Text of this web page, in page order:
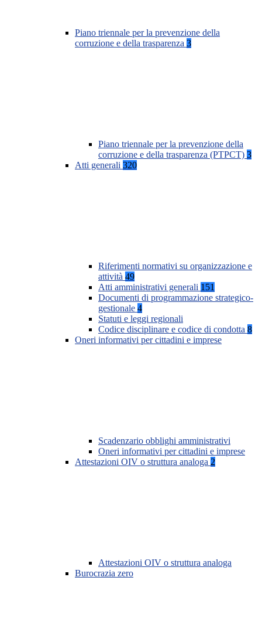
Piano triennale per la prevenzione della
corruzione e della trasparenza 3
Piano triennale per la prevenzione della
corruzione e della trasparenza (PTPCT) 3
Atti generali 320
Riferimenti normativi su organizzazione e
attività 49
Atti amministrativi generali 151
Documenti di programmazione strategico-
gestionale 4
Statuti e leggi regionali
Codice disciplinare e codice di condotta 8
Oneri informativi per cittadini e imprese
Scadenzario obblighi amministrativi
Oneri informativi per cittadini e imprese
Attestazioni OIV o struttura analoga 2
Attestazioni OIV o struttura analoga
Burocrazia zero